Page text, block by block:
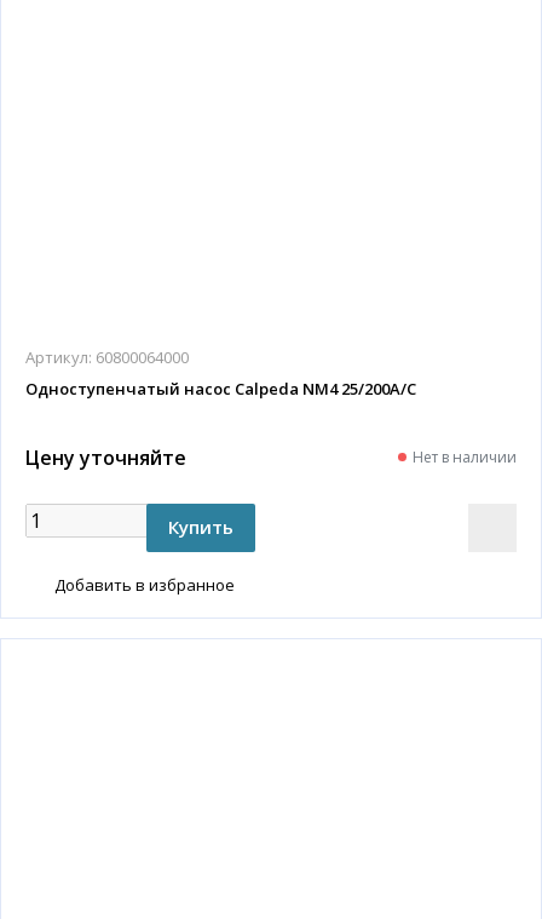
Артикул: 60800064000
Одноступенчатый насос Calpeda NM4 25/200A/C
Цену уточняйте Нет в наличии
Добавить в избранное